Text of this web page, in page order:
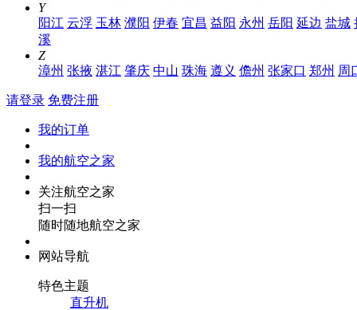
Y
阳江 云浮 玉林 濮阳 伊春 宜昌 益阳 永州 岳阳 延边 盐城
溪
Z
漳州 张掖 湛江 肇庆 中山 珠海 遵义 儋州 张家口 郑州 周
请登录 免费注册
我的订单
我的航空之家
关注航空之家
扫一扫
随时随地航空之家
网站导航
特色主题
直升机